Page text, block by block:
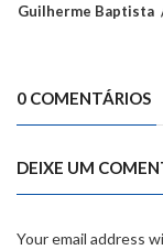
Guilherme Baptista
0 COMENTÁRIOS
DEIXE UM
Your email address